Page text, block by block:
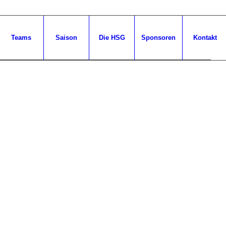
Teams Saison Die HSG Sponsoren Kontakt